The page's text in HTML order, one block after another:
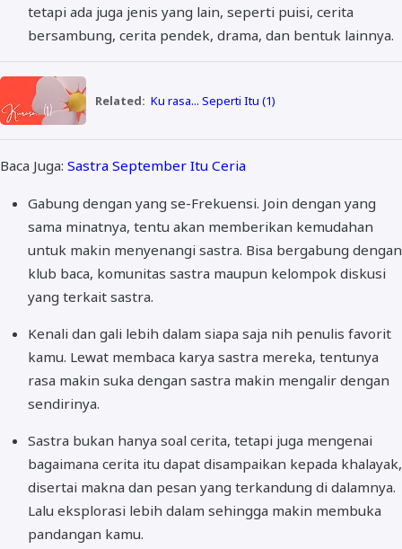
tetapi ada juga jenis yang lain, seperti puisi, cerita
bersambung, cerita pendek, drama, dan bentuk lainnya.
Related: Ku rasa... Seperti Itu (1)
Baca Juga: Sastra September Itu Ceria
Gabung dengan yang se-Frekuensi. Join dengan yang
sama minatnya, tentu akan memberikan kemudahan
untuk makin menyenangi sastra. Bisa bergabung dengan
klub baca, komunitas sastra maupun kelompok diskusi
yang terkait sastra.
Kenali dan gali lebih dalam siapa saja nih penulis favorit
kamu. Lewat membaca karya sastra mereka, tentunya
rasa makin suka dengan sastra makin mengalir dengan
sendirinya.
Sastra bukan hanya soal cerita, tetapi juga mengenai
bagaimana cerita itu dapat disampaikan kepada khalayak,
disertai makna dan pesan yang terkandung di dalamnya.
Lalu eksplorasi lebih dalam sehingga makin membuka
pandangan kamu.